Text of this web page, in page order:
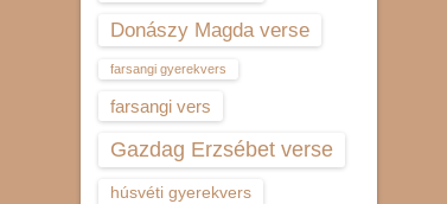
Donászy Magda verse
farsangi gyerekvers
farsangi vers
Gazdag Erzsébet verse
húsvéti gyerekvers